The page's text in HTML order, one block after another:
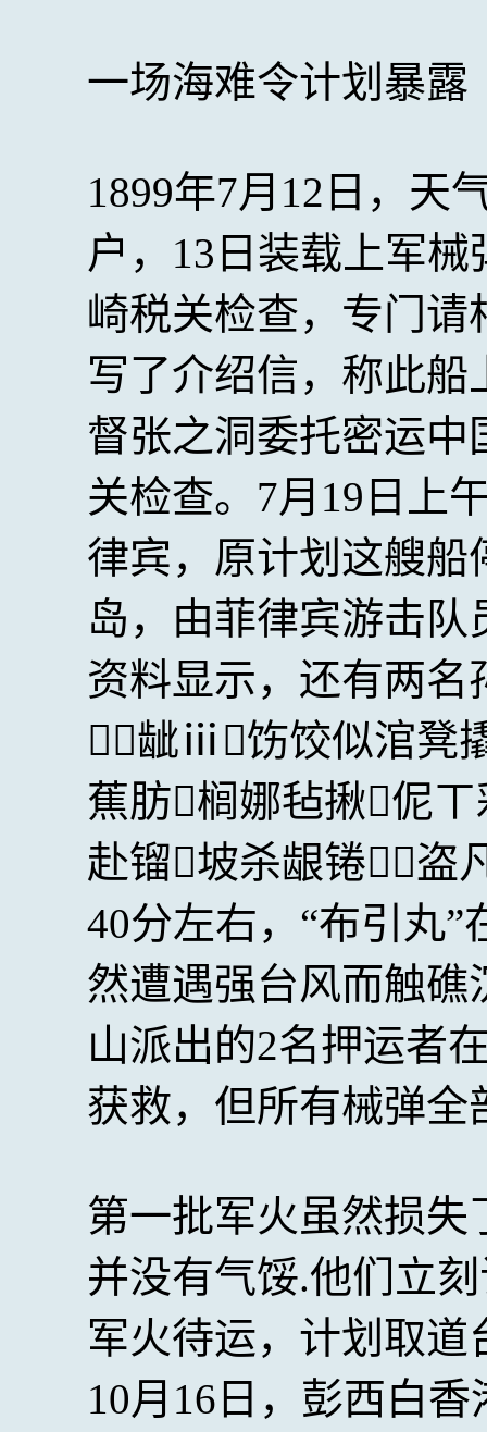
一场海难令计划暴露
1899年7月12日，天
户，13日装载上军
崎税关检查，专门
写了介绍信，称此
督张之洞委托密运
关检查。7月19日上
律宾，原计划这艘
岛，由菲律宾游击
资料显示，还有两
龇ⅲ饬饺似涫凳
蕉肪榈娜毡揪伲
赴镏坡杀龈锩盗
40分左右，“布引丸
然遭遇强台风而触
山派出的2名押运者
获救，但所有械弹全
第一批军火虽然损
并没有气馁.他们立
军火待运，计划取道
10月16日，彭西白